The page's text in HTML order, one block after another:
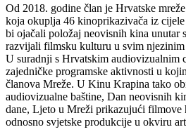
Od 2018. godine član je Hrvatske
koja okuplja 46 kinoprikazivača iz
bi ojačali položaj neovisnih kina unutar
razvijali filmsku kulturu u svim
U suradnji s Hrvatskim audiovizualnim
zajedničke programske aktivnosti u
članova Mreže. U Kinu Krapina tako
audiovizualne baštine, Dan neovisnih
dane, Ljeto u Mreži prikazujući filmove
odnosno svjetske produkcije u okviru